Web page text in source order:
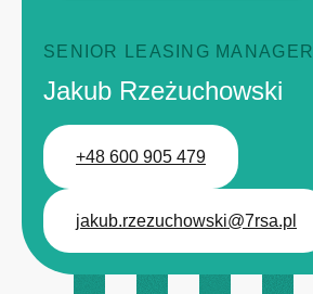
SENIOR LEASING MANAGER
Jakub Rzeżuchowski
+48 600 905 479
jakub.rzezuchowski@7rsa.pl